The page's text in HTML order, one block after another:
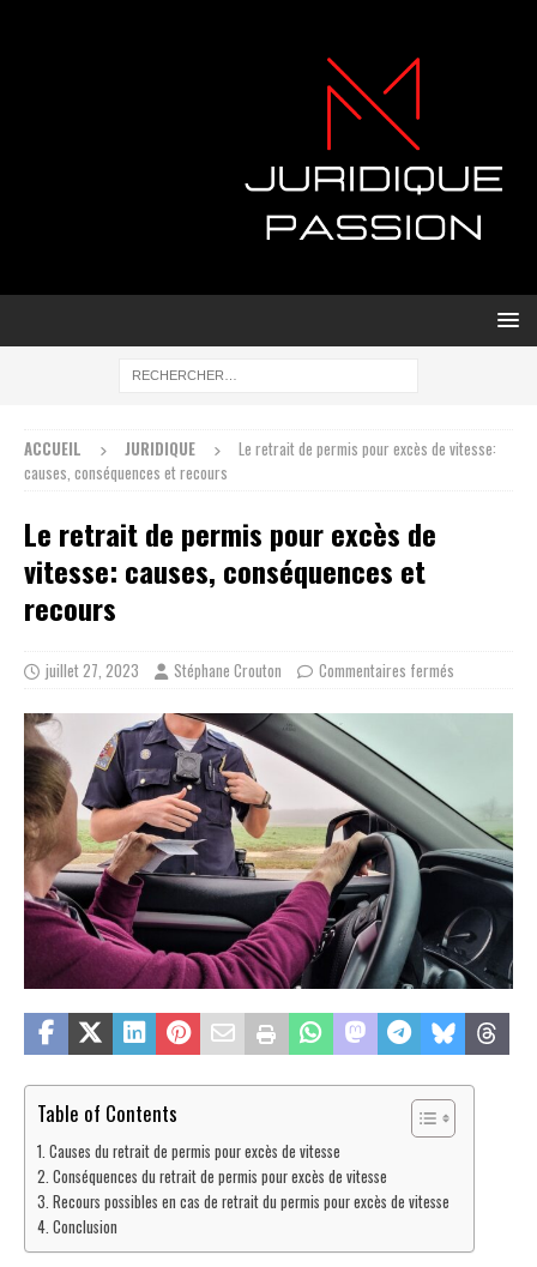
ACCUEIL JURIDIQUE
Le retrait de permis pour excès de vitesse:
causes, conséquences et recours
Le retrait de permis pour excès de
vitesse: causes, conséquences et
recours
juillet 27, 2023 Stéphane Crouton Commentaires fermés
Table of Contents
Causes du retrait de permis pour excès de vitesse
Conséquences du retrait de permis pour excès de vitesse
Recours possibles en cas de retrait du permis pour excès de vitesse
Conclusion